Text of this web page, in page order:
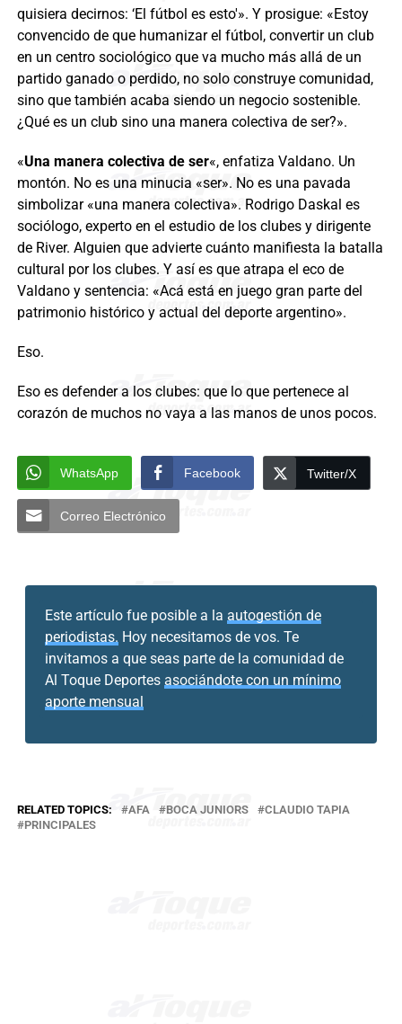
quisiera decirnos: ‘El fútbol es esto'». Y prosigue: «Estoy
convencido de que humanizar el fútbol, convertir un club
en un centro sociológico que va mucho más allá de un
partido ganado o perdido, no solo construye comunidad,
sino que también acaba siendo un negocio sostenible.
¿Qué es un club sino una manera colectiva de ser?».
«Una manera colectiva de ser«, enfatiza Valdano. Un
montón. No es una minucia «ser». No es una pavada
simbolizar «una manera colectiva». Rodrigo Daskal es
sociólogo, experto en el estudio de los clubes y dirigente
de River. Alguien que advierte cuánto manifiesta la batalla
cultural por los clubes. Y así es que atrapa el eco de
Valdano y sentencia: «Acá está en juego gran parte del
patrimonio histórico y actual del deporte argentino».
Eso.
Eso es defender a los clubes: que lo que pertenece al
corazón de muchos no vaya a las manos de unos pocos.
WhatsApp Facebook Twitter/X
Correo Electrónico
Este artículo fue posible a la autogestión de
periodistas. Hoy necesitamos de vos. Te
invitamos a que seas parte de la comunidad de
Al Toque Deportes asociándote con un mínimo
aporte mensual
RELATED TOPICS: AFA BOCA JUNIORS
CLAUDIO TAPIA
PRINCIPALES